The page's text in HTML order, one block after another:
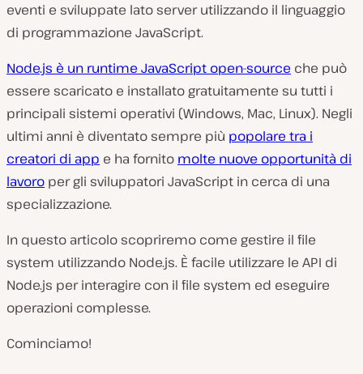
eventi e sviluppate lato server utilizzando il linguaggio
di programmazione JavaScript.
Node.js è un runtime JavaScript open-source che può
essere scaricato e installato gratuitamente su tutti i
principali sistemi operativi (Windows, Mac, Linux). Negli
ultimi anni è diventato sempre più popolare tra i
creatori di app e ha fornito molte nuove opportunità di
lavoro per gli sviluppatori JavaScript in cerca di una
specializzazione.
In questo articolo scopriremo come gestire il file
system utilizzando Node.js. È facile utilizzare le API di
Node.js per interagire con il file system ed eseguire
operazioni complesse.
Cominciamo!